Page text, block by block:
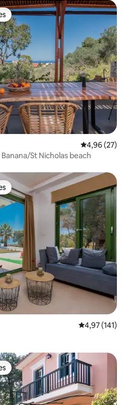
dos hóspedes
4,96 de uma
4,96 (27)
St Nicholas beach
dos hóspedes
4,97 de uma
4,97 (141)
dos hóspedes